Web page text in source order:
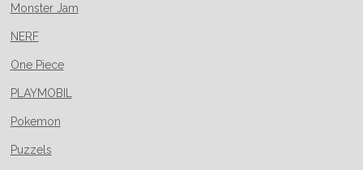
Monster Jam
NERF
One Piece
PLAYMOBIL
Pokemon
Puzzels